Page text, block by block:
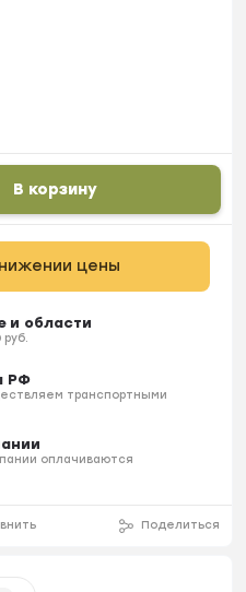
В корзину
цены
и области
руб.
РФ
транспортными
оплачиваются
Поделиться